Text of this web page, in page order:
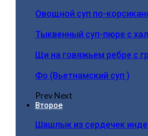
Овощной суп по-
Тыквенный суп-пюре с
Щи на говяжьем ребре с
Фо (Вьетнамский суп )
PrevNext
Второе
Шашлык из сердечек